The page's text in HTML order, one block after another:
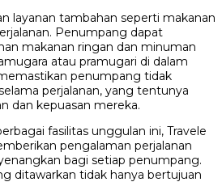
layanan tambahan seperti makanan
Penumpang dapat
makanan ringan dan minuman
atau pramugari di dalam
penumpang tidak
perjalanan, yang tentunya
dan kepuasan mereka.
fasilitas unggulan ini, Travele
pengalaman perjalanan
bagi setiap penumpang.
ditawarkan tidak hanya bertujuan